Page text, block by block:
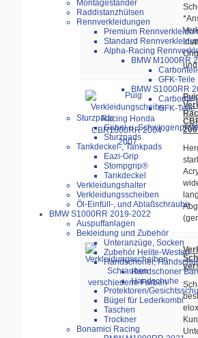
Montageständer
Raddistanzhülsen
Rennverkleidungen
Premium
Standard
Alpha-Racing
BMW M1000RR
GFK-Teile
BMW S1000RR
GFK-Teile
Sturzpads
Gabel-u.
Sturzpads
Tankdeckel-, Tankpads
Eazi-Grip
Stompgrip®
Tankdeckel
Verkleidungshalter
Verkleidungsscheiben
Öl-Einfüll-, und Ablaßschraube
BMW S1000RR 2019-2022
Auspuffanlagen
Bekleidung und Zubehör
Unteranzüge, Socken
Zubehör Helite-Westen
Handschoner,
Handschoner
Handschuhe
Protektoren/
Bügel für Lederkombi
Taschen
Trockner
Bonamici Racing